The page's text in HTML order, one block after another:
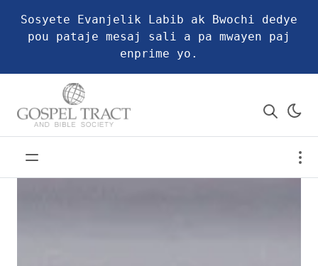
Sosyete Evanjelik Labib ak Bwochi dedye
pou pataje mesaj sali a pa mwayen paj
enprime yo.